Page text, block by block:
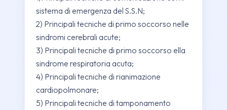
sistema di emergenza del S.S.N;
2) Principali tecniche di primo soccorso nelle
sindromi cerebrali acute;
3) Principali tecniche di primo soccorso ella
sindrome respiratoria acuta;
4) Principali tecniche di rianimazione
cardiopolmonare;
5) Principali tecniche di tamponamento